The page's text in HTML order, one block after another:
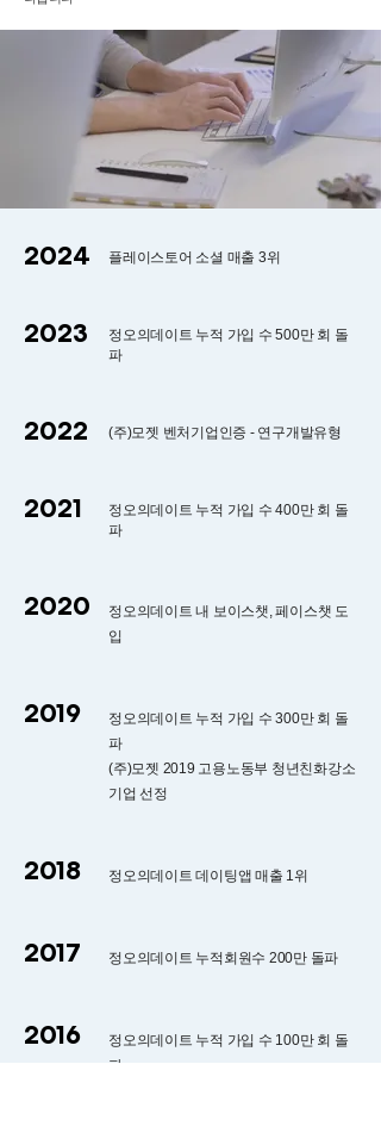
2024 플레이스토어 소셜 매출 3위
2023
정오의데이트 누적 가입 수 500만 회 돌
파
2022 (주)모젯 벤처기업인증 - 연구개발유형
2021 정오의데이트 누적 가입 수 400만 회 돌
파
2020
정오의데이트 내 보이스챗, 페이스챗 도
입
2019
정오의데이트 누적 가입 수 300만 회 돌
파
(주)모젯 2019 고용노동부 청년친화강소
기업 선정
2018 정오의데이트 데이팅앱 매출 1위
2017 정오의데이트 누적회원수 200만 돌파
2016
정오의데이트 누적 가입 수 100만 회 돌
파